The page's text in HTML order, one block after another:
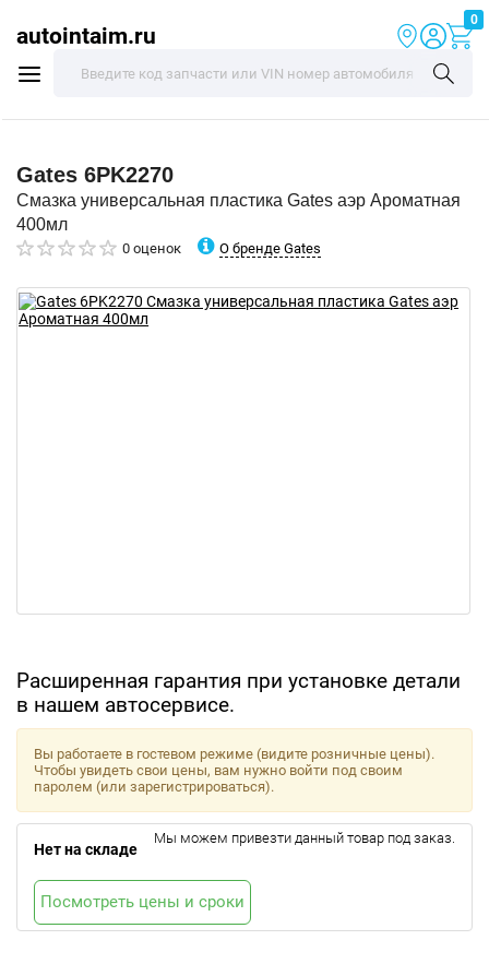
autointaim.ru
0
Gates 6PK2270
Смазка универсальная пластика Gates аэр Ароматная
400мл
0 оценок О бренде Gates
Расширенная гарантия при установке детали
в нашем автосервисе.
Вы работаете в гостевом режиме (видите розничные цены).
Чтобы увидеть свои цены, вам нужно войти под своим
паролем (или зарегистрироваться).
Нет на складе
Мы можем привезти данный товар под заказ.
Посмотреть цены и сроки